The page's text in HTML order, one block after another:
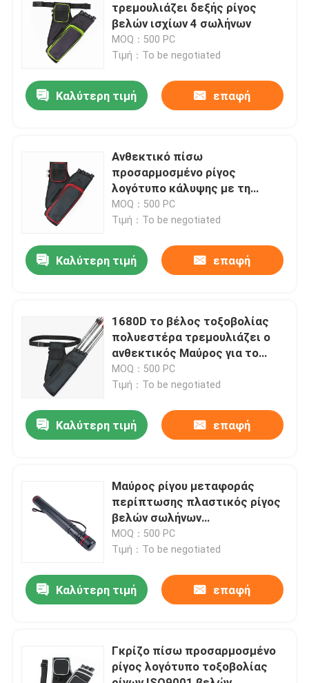
Προϊόντα
Σχετικά με εμάς
Επισκεψή εργοστασίου
Επικοινωνήστε μαζί μας
Ζητήστε μια προσφορά
Τακτική τσάντα πυροβόλων όπλων
Τσάντα πυροβόλων όπλων κυνηγιού
Τσάντα πυροβόλων όπλων σειράς
Στρατιωτικό τακτικό σακίδιο πλάτης
Τσάντα πυροβόλων όπλων πιστολιών
Σακίδιο πλάτης κυνηγιού κάλυψης
Διοφθαλμική περίπτωση λουριών
τρεμουλιάζει δεξής ρίγος
βελών ισχίων 4 σωλήνων
MOQ：500 PC
Τιμή：To be negotiated
Καλύτερη τιμή επαφή
Ανθεκτικό πίσω
προσαρμοσμένο ρίγος
λογότυπο κάλυψης με τη
διευθετήσιμη ζώνη για το
πυροβολισμό
MOQ：500 PC
Τιμή：To be negotiated
Καλύτερη τιμή επαφή
1680D το βέλος τοξοβολίας
πολυεστέρα τρεμουλιάζει ο
ανθεκτικός Μαύρος για το
πυροβολισμό και το κυνήγι
MOQ：500 PC
Τιμή：To be negotiated
Καλύτερη τιμή επαφή
Μαύρος ρίγου μεταφοράς
περίπτωσης πλαστικός ρίγος
βελών σωλήνων
διευθετήσιμος
MOQ：500 PC
Τιμή：To be negotiated
Καλύτερη τιμή επαφή
Γκρίζο πίσω προσαρμοσμένο
ρίγος λογότυπο τοξοβολίας